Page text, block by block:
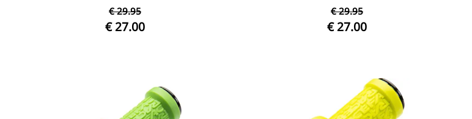
€ 29.95
€ 27.00
€ 29.95
€ 27.00